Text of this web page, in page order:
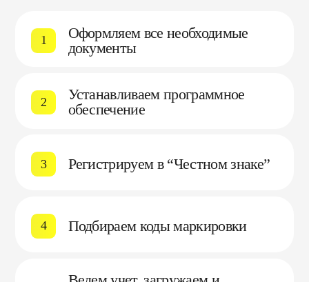
1
Оформляем все необходимые
документы
2
Устанавливаем программное
обеспечение
3 Регистрируем в “Честном знаке”
4 Подбираем коды маркировки